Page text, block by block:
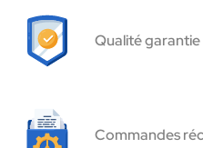
Qualité
Commandes